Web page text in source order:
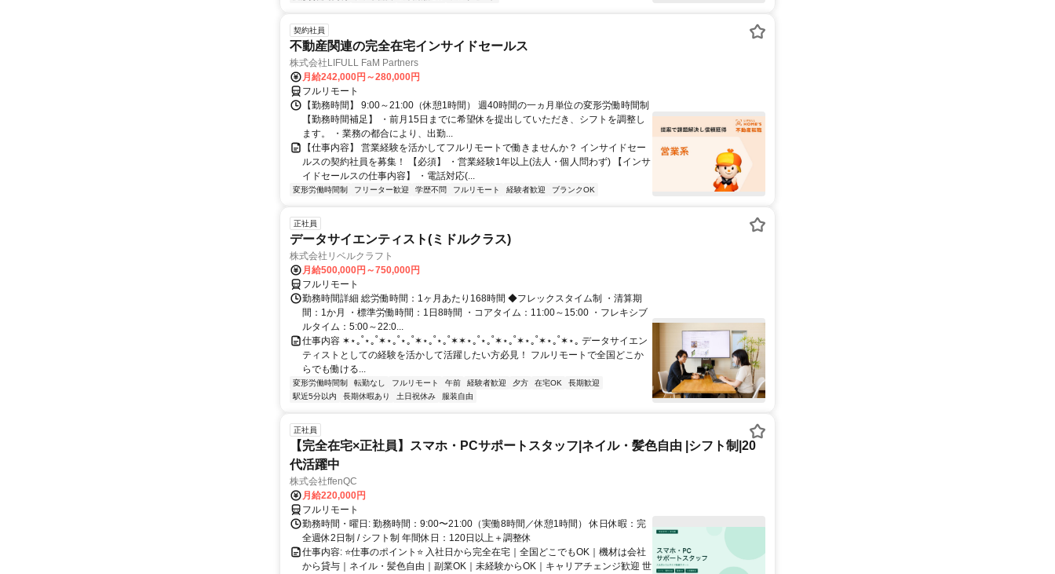
契約社員
不動産関連の完全在宅インサイドセールス
株式会社LIFULL FaM Partners
月給242,000円～280,000円
フルリモート
【勤務時間】 9:00～21:00（休憩1時間） 週40時間の一ヵ月単位の変形労働時間制
【勤務時間補足】 ・前月15日までに希望休を提出していただき、シフトを調整し
ます。 ・業務の都合により、出勤...
【仕事内容】 営業経験を活かしてフルリモートで働きませんか？ インサイドセー
ルスの契約社員を募集！ 【必須】 ・営業経験1年以上(法人・個人問わず) 【インサ
イドセールスの仕事内容】 ・電話対応(...
変形労働時間制 フリーター歓迎 学歴不問 フルリモート 経験者歓迎 ブランクOK
正社員
データサイエンティスト(ミドルクラス)
株式会社リベルクラフト
月給500,000円～750,000円
フルリモート
勤務時間詳細 総労働時間：1ヶ月あたり168時間 ◆フレックスタイム制 ・清算期
間：1か月 ・標準労働時間：1日8時間 ・コアタイム：11:00～15:00 ・フレキシブ
ルタイム：5:00～22:0...
仕事内容 ✶⋆｡˚⋆｡˚✶⋆｡˚⋆｡˚✶⋆｡˚⋆｡˚✶✶⋆｡˚⋆｡˚✶⋆｡˚✶⋆｡˚✶⋆｡˚✶⋆｡ データサイエン
ティストとしての経験を活かして活躍したい方必見！ フルリモートで全国どこか
らでも働ける...
変形労働時間制 転勤なし フルリモート 午前 経験者歓迎 夕方 在宅OK
長期歓迎
駅近5分以内
長期休暇あり 土日祝休み 服装自由
正社員
【完全在宅×正社員】スマホ・PCサポートスタッフ|ネイル・髪色自由 |シフト制|20
代活躍中
株式会社ffenQC
月給220,000円
フルリモート
勤務時間・曜日: 勤務時間：9:00〜21:00（実働8時間／休憩1時間） 休日休暇：完
全週休2日制 / シフト制 年間休日：120日以上＋調整休
仕事内容: ⭐️仕事のポイント⭐️ 入社日から完全在宅｜全国どこでもOK｜機材は会社
から貸与｜ネイル・髪色自由｜副業OK｜未経験からOK｜キャリアチェンジ歓迎 世